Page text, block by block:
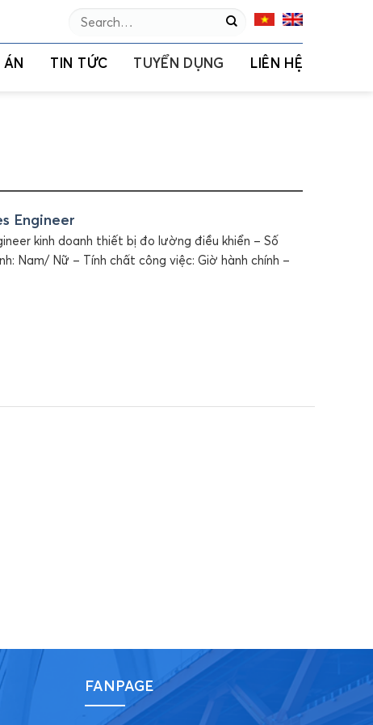
Search
ÁN TIN TỨC TUYỂN DỤNG LIÊN HỆ
Engineer
kinh doanh thiết bị đo lường điều khiển – Số
Nam/ Nữ – Tính chất công việc: Giờ hành chính –
FANPAGE